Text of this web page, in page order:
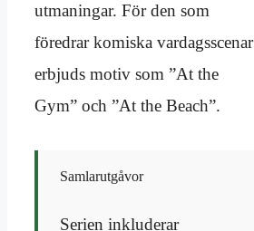
utmaningar. För den som
föredrar komiska vardagsscenar
erbjuds motiv som ”At the
Gym” och ”At the Beach”.
Samlarutgåvor
Serien inkluderar